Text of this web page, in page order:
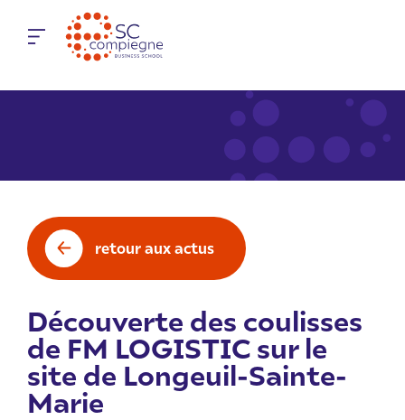
retour aux actus
Découverte des coulisses
de FM LOGISTIC sur le
site de Longeuil-Sainte-
Marie